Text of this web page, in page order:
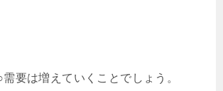
要は増えていくことでしょう。